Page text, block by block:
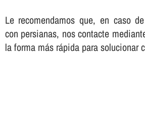
Le recomendamos que, en caso
con persianas, nos contacte
la forma más rápida para solucionar